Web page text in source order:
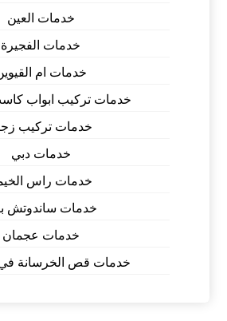
خدمات العين
خدمات الفجيرة
خدمات ام
خدمات تركيب ابواب
خدمات تركيب
خدمات دبي
خدمات راس
خدمات ساندوتش
خدمات عجمان
خدمات قص الخرسانة في